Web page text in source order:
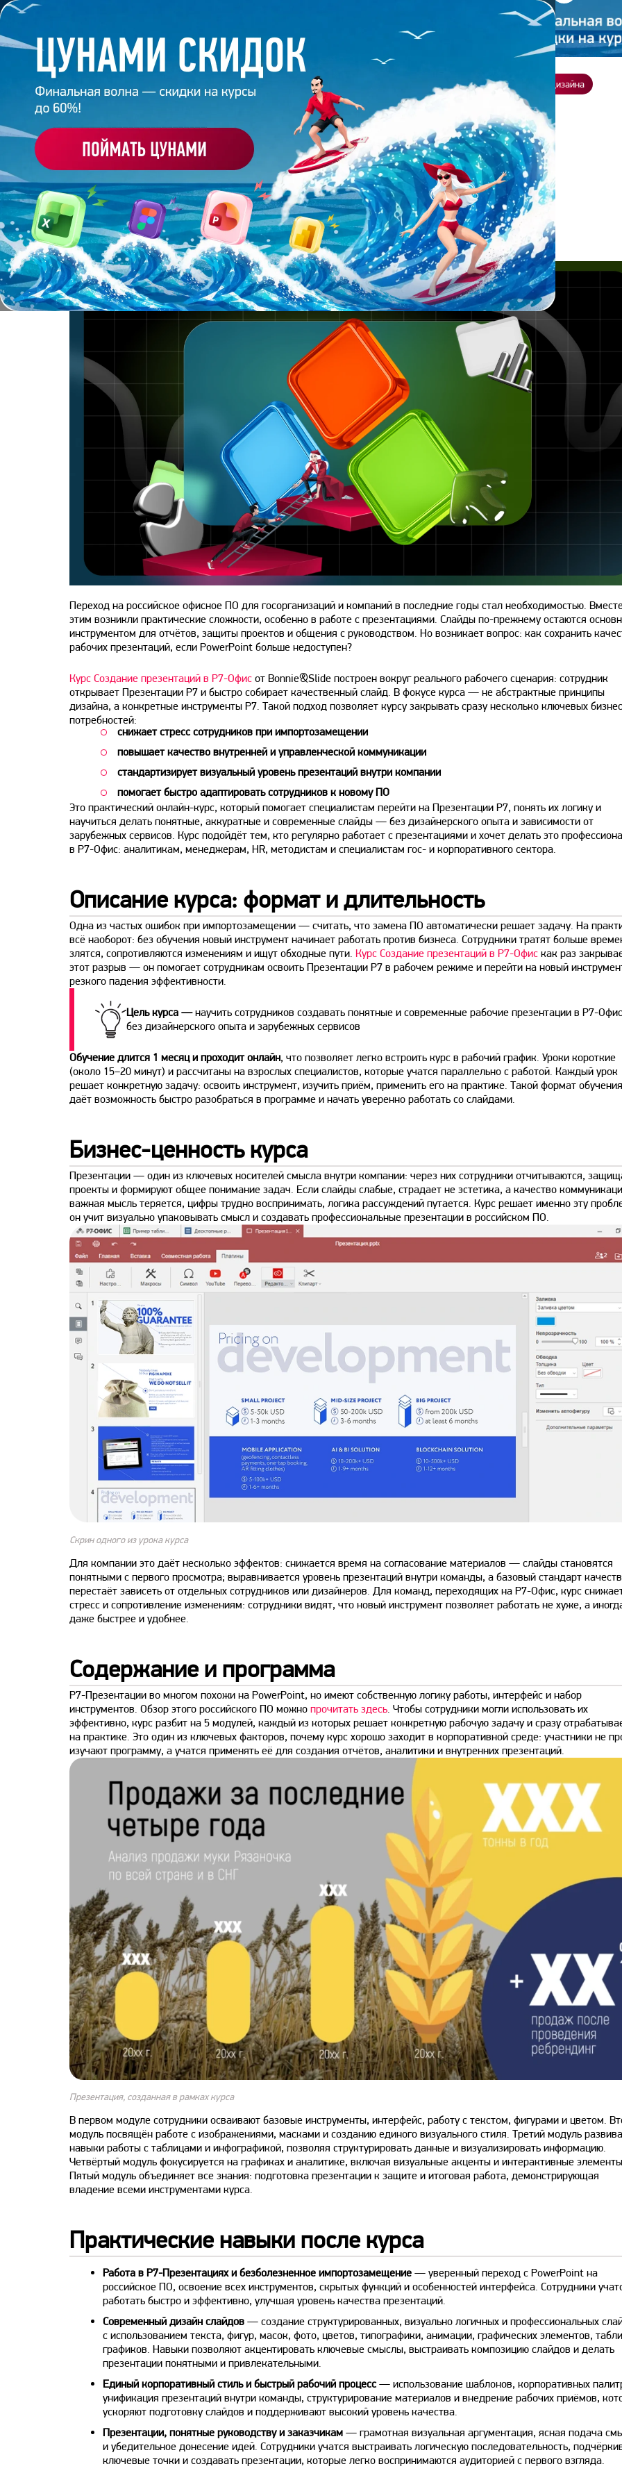
Корпоративное обучение Заказать презентацию Студия дизайна
Главная/Блог/Обзор курса Р7 от BONNIE&SLIDE
13 февраля 2026 8минут 836
ОБЗОР КУРСА Р7 ОТ BONNIE&SLIDE
Поделиться
Переход на российское офисное ПО для госорганизаций и компаний в последние годы стал необходимостью.
этим возникли практические сложности, особенно в работе с презентациями. Слайды по-прежнему остаются
инструментом для отчётов, защиты проектов и общения с руководством. Но возникает вопрос: как сохранить
рабочих презентаций, если PowerPoint больше недоступен?
Курс Создание презентаций в Р7-Офис от Bonnie&Slide построен вокруг реального рабочего сценария: сотрудник
открывает Презентации Р7 и быстро собирает качественный слайд. В фокусе курса — не абстрактные принципы
дизайна, а конкретные инструменты Р7. Такой подход позволяет курсу закрывать сразу несколько ключевых
потребностей:
снижает стресс сотрудников при импортозамещении
повышает качество внутренней и управленческой коммуникации
стандартизирует визуальный уровень презентаций внутри компании
помогает быстро адаптировать сотрудников к новому ПО
Это практический онлайн-курс, который помогает специалистам перейти на Презентации Р7, понять их логику и
научиться делать понятные, аккуратные и современные слайды — без дизайнерского опыта и зависимости от
зарубежных сервисов. Курс подойдёт тем, кто регулярно работает с презентациями и хочет делать это
в Р7-Офис: аналитикам, менеджерам, HR, методистам и специалистам гос- и корпоративного сектора.
Описание курса: формат и длительность
Одна из частых ошибок при импортозамещении — считать, что замена ПО автоматически решает задачу. На
всё наоборот: без обучения новый инструмент начинает работать против бизнеса. Сотрудники тратят больше
злятся, сопротивляются изменениям и ищут обходные пути. Курс Создание презентаций в Р7-Офис как раз
этот разрыв — он помогает сотрудникам освоить Презентации Р7 в рабочем режиме и перейти на новый
резкого падения эффективности.
Цель курса —научить сотрудников создавать понятные и современные рабочие презентации в Р7-Офис
без дизайнерского опыта и зарубежных сервисов
Обучение длится 1 месяц и проходит онлайн, что позволяет легко встроить курс в рабочий график. Уроки короткие
(около 15–20 минут) и рассчитаны на взрослых специалистов, которые учатся параллельно с работой. Каждый урок
решает конкретную задачу: освоить инструмент, изучить приём, применить его на практике. Такой формат обучения
даёт возможность быстро разобраться в программе и начать уверенно работать со слайдами.
Бизнес-ценность курса
Презентации — один из ключевых носителей смысла внутри компании: через них сотрудники отчитываются,
проекты и формируют общее понимание задач. Если слайды слабые, страдает не эстетика, а качество
важная мысль теряется, цифры трудно воспринимать, логика рассуждений путается. Курс решает именно эту
он учит визуально упаковывать смысл и создавать профессиональные презентации в российском ПО.
Скрин одного из урока курса
Для компании это даёт несколько эффектов: снижается время на согласование материалов — слайды становятся
понятными с первого просмотра; выравнивается уровень презентаций внутри команды, а базовый стандарт
перестаёт зависеть от отдельных сотрудников или дизайнеров. Для команд, переходящих на Р7-Офис, курс
стресс и сопротивление изменениям: сотрудники видят, что новый инструмент позволяет работать не хуже, а
даже быстрее и удобнее.
Содержание и программа
Р7-Презентации во многом похожи на PowerPoint, но имеют собственную логику работы, интерфейс и набор
инструментов. Обзор этого российского ПО можно прочитать здесь. Чтобы сотрудники могли использовать их
эффективно, курс разбит на 5 модулей, каждый из которых решает конкретную рабочую задачу и сразу
на практике. Это один из ключевых факторов, почему курс хорошо заходит в корпоративной среде: участники не
изучают программу, а учатся применять её для создания отчётов, аналитики и внутренних презентаций.
Презентация, созданная в рамках курса
В первом модуле сотрудники осваивают базовые инструменты, интерфейс, работу с текстом, фигурами и цветом.
модуль посвящён работе с изображениями, масками и созданию единого визуального стиля. Третий модуль
навыки работы с таблицами и инфографикой, позволяя структурировать данные и визуализировать информацию.
Четвёртый модуль фокусируется на графиках и аналитике, включая визуальные акценты и интерактивные
Пятый модуль объединяет все знания: подготовка презентации к защите и итоговая работа, демонстрирующая
владение всеми инструментами курса.
Практические навыки после курса
Работа в Р7-Презентациях и безболезненное импортозамещение — уверенный переход с PowerPoint на
российское ПО, освоение всех инструментов, скрытых функций и особенностей интерфейса. Сотрудники
работать быстро и эффективно, улучшая уровень качества презентаций.
Современный дизайн слайдов — создание структурированных, визуально логичных и профессиональных
с использованием текста, фигур, масок, фото, цветов, типографики, анимации, графических элементов,
графиков. Навыки позволяют акцентировать ключевые смыслы, выстраивать композицию слайдов и делать
презентации понятными и привлекательными.
Единый корпоративный стиль и быстрый рабочий процесс— использование шаблонов, корпоративных
унификация презентаций внутри команды, структурирование материалов и внедрение рабочих приёмов,
ускоряют подготовку слайдов и поддерживают высокий уровень качества.
Презентации, понятные руководству и заказчикам — грамотная визуальная аргументация, ясная подача
и убедительное донесение идей. Сотрудники учатся выстраивать логическую последовательность,
ключевые точки и создавать презентации, которые легко воспринимаются аудиторией с первого взгляда.